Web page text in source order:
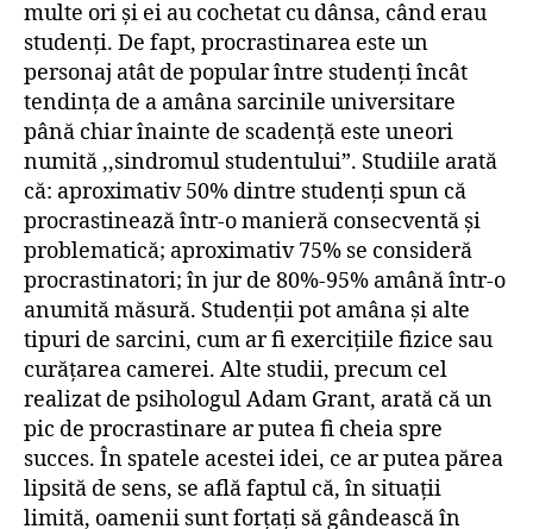
multe ori și ei au cochetat cu dânsa, când erau
studenți. De fapt, procrastinarea este un
personaj atât de popular între studenți încât
tendința de a amâna sarcinile universitare
până chiar înainte de scadență este uneori
numită ,,sindromul studentului”. Studiile arată
că: aproximativ 50% dintre studenți spun că
procrastinează într-o manieră consecventă și
problematică; aproximativ 75% se consideră
procrastinatori; în jur de 80%-95% amână într-o
anumită măsură. Studenții pot amâna și alte
tipuri de sarcini, cum ar fi exercițiile fizice sau
curățarea camerei. Alte studii, precum cel
realizat de psihologul Adam Grant, arată că un
pic de procrastinare ar putea fi cheia spre
succes. În spatele acestei idei, ce ar putea părea
lipsită de sens, se află faptul că, în situații
limită, oamenii sunt forțați să gândească în